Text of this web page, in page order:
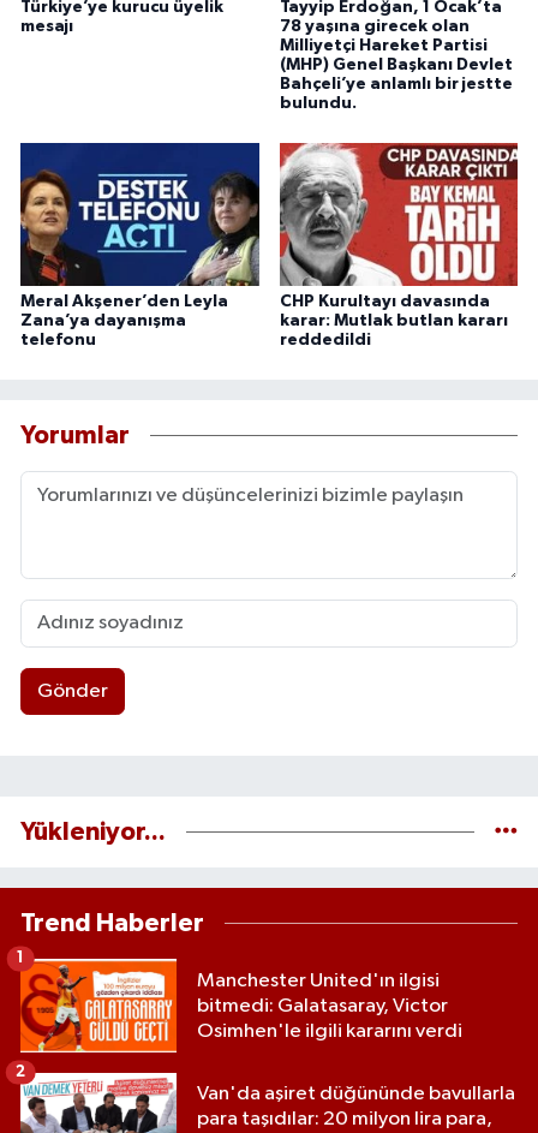
Türkiye’ye kurucu üyelik
mesajı
Tayyip Erdoğan, 1 Ocak’ta
78 yaşına girecek olan
Milliyetçi Hareket Partisi
(MHP) Genel Başkanı Devlet
Bahçeli’ye anlamlı bir jestte
bulundu.
Meral Akşener’den Leyla
Zana’ya dayanışma
telefonu
CHP Kurultayı davasında
karar: Mutlak butlan kararı
reddedildi
Yorumlar
Gönder
Yükleniyor...
Trend Haberler
Manchester United'ın ilgisi
bitmedi: Galatasaray, Victor
Osimhen'le ilgili kararını verdi
Van'da aşiret düğününde bavullarla
para taşıdılar: 20 milyon lira para,
2